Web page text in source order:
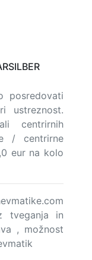
posredovati
ustreznost.
centrirnih
/ centrirne
eur na kolo
tveganja in
, možnost